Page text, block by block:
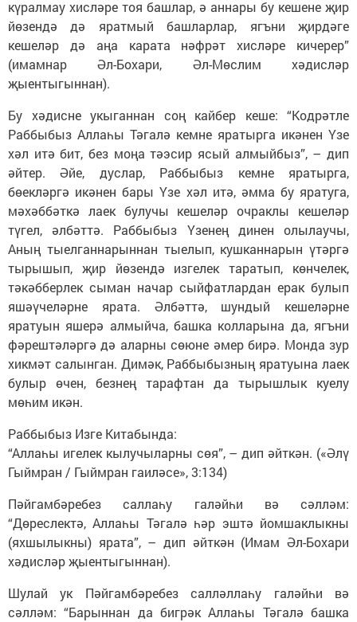
күралмау хисләре тоя башлар, ә аннары бу кешене җир
йөзендә дә яратмый башларлар, ягъни җирдәге
кешеләр дә аңа карата нәфрәт хисләре кичерер”
(имамнар Әл-Бохари, Әл-Мөслим хәдисләр
җыентыгыннан).
Бу хәдисне укыганнан соң кайбер кеше: “Кодрәтле
Раббыбыз Аллаһы Тәгалә кемне яратырга икәнен Үзе
хәл итә бит, без моңа тәэсир ясый алмыйбыз”, – дип
әйтер. Әйе, дуслар, Раббыбыз кемне яратырга,
бөекләргә икәнен бары Үзе хәл итә, әмма бу яратуга,
мәхәббәткә лаек булучы кешеләр очраклы кешеләр
түгел, әлбәттә. Раббыбыз Үзенең динен олылаучы,
Аның тыелганнарыннан тыелып, кушканнарын үтәргә
тырышып, җир йөзендә изгелек таратып, көнчелек,
тәкәбберлек сыман начар сыйфатлардан ерак булып
яшәүчеләрне ярата. Әлбәттә, шундый кешеләрне
яратуын яшерә алмыйча, башка колларына да, ягъни
фәрештәләргә дә аларны сөюне әмер бирә. Монда зур
хикмәт салынган. Димәк, Раббыбызның яратуына лаек
булыр өчен, безнең тарафтан да тырышлык куелу
мөһим икән.
Раббыбыз Изге Китабында:
“Аллаһы игелек кылучыларны сөя”, – дип әйткән. («Әлү
Гыймран / Гыймран гаиләсе», 3:134)
Пәйгамбәребез саллаһу галәйһи вә сәлләм:
“Дөреслектә, Аллаһы Тәгалә һәр эштә йомшаклыкны
(яхшылыкны) ярата”, – дип әйткән (Имам Әл-Бохари
хәдисләр җыентыгыннан).
Шулай ук Пәйгамбәребез салләллаһу галәйһи вә
сәлләм: “Барыннан да бигрәк Аллаһы Тәгалә башка